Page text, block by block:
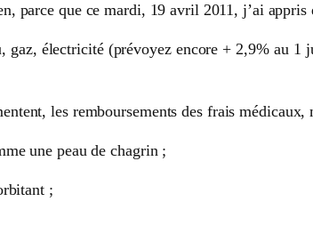
parce que ce mardi, 19 avril 2011, j’ai
gaz, électricité (prévoyez encore + 2,9% au
les remboursements des frais
une peau de chagrin ;
;